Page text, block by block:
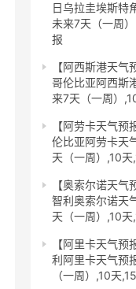
日乌拉圭埃斯特
未来7天（一周
报
【阿西斯港天
哥伦比亚阿西斯
来7天（一周）
【阿劳卡天气
伦比亚阿劳卡天
天（一周）,10
【奥索尔诺天
智利奥索尔诺天
天（一周）,10
【阿里卡天气
利阿里卡天气预
（一周）,10天